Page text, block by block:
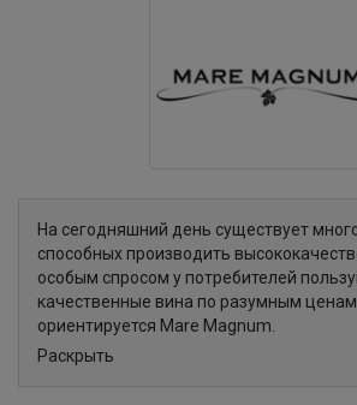
На сегодняшний день существует
способных производить
особым спросом у потребителей
качественные вина по разумным
ориентируется Mare Magnum.
Ее основатели, Такис Солдатос и Марио
Раскрыть